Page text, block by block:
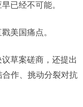
已经不可能。
美国痛点。
草案磋商，还提出
作、挑动分裂对抗